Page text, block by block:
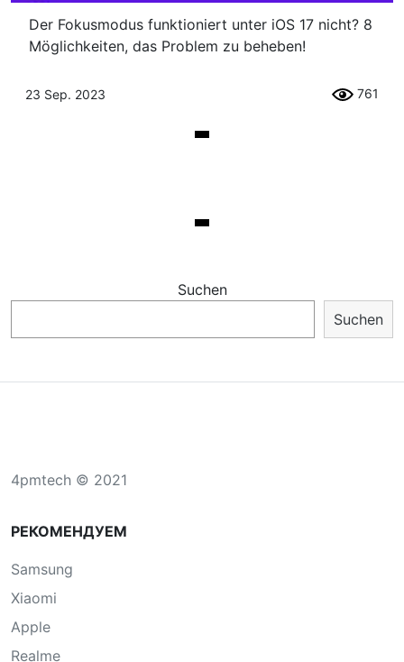
Der Fokusmodus funktioniert unter iOS 17 nicht? 8
Möglichkeiten, das Problem zu beheben!
23 Sep. 2023 761
Suchen
Suchen
4pmtech © 2021
РЕКОМЕНДУЕМ
Samsung
Xiaomi
Apple
Realme